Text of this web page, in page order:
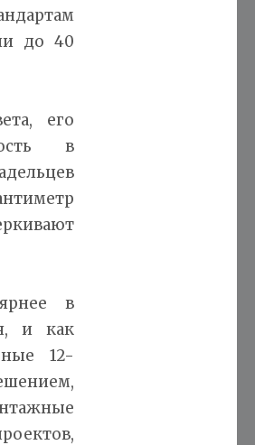
до 40
его
в
в
и как
12-